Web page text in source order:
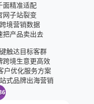
面精准适配
网子站裂变
境营销数据
把产品卖出去
触达目标客群
跨境生意更高效
户优化服务方案
式品牌出海营销